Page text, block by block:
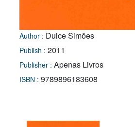
Author : Dulce Simões
Publish : 2011
Publisher : Apenas Livros
ISBN : 9789896183608